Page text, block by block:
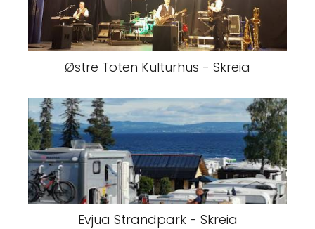
Østre Toten Kulturhus - Skreia
Evjua Strandpark - Skreia